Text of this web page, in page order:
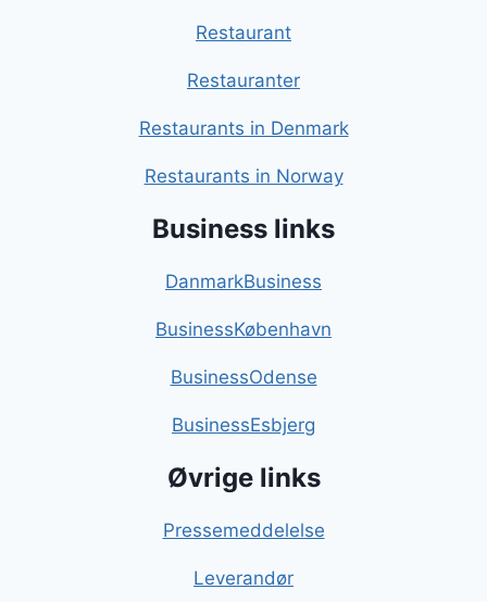
Restaurant
Restauranter
Restaurants in Denmark
Restaurants in Norway
Business links
DanmarkBusiness
BusinessKøbenhavn
BusinessOdense
BusinessEsbjerg
Øvrige links
Pressemeddelelse
Leverandør